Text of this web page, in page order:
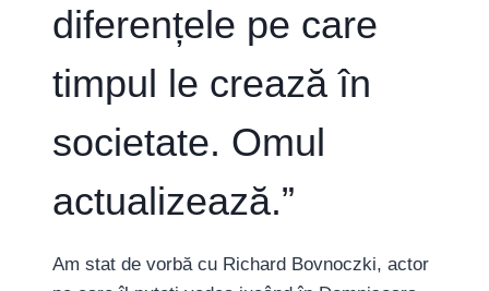
diferențele pe care
timpul le crează în
societate. Omul
actualizează.”
Am stat de vorbă cu Richard Bovnoczki, actor